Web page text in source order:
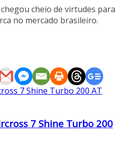
cheio de virtudes para
no mercado brasileiro.
7 Shine Turbo 200